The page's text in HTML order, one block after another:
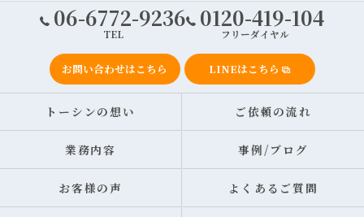
06-6772-9236
TEL
0120-419-104
フリーダイヤル
お問い合わせはこちら LINEはこちら
トーシンの想い ご依頼の流れ
業務内容 事例/ブログ
お客様の声 よくあるご質問